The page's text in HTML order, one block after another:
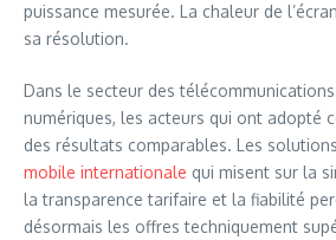
puissance mesurée. La chaleur de
sa résolution.
Dans le secteur des
numériques, les acteurs qui ont adopté
des résultats comparables. Les
mobile internationale qui misent sur la
la transparence tarifaire et la fiabilité
désormais les offres techniquement